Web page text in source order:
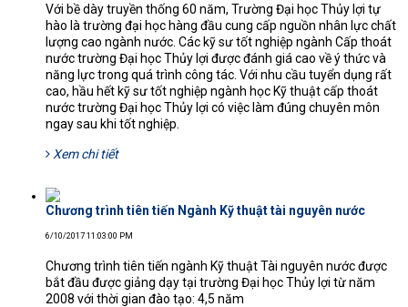
Với bề dày truyền thống 60 năm, Trường Đại học Thủy lợi tự
hào là trường đại học hàng đầu cung cấp nguồn nhân lực chất
lượng cao ngành nước. Các kỹ sư tốt nghiệp ngành Cấp thoát
nước trường Đại học Thủy lợi được đánh giá cao về ý thức và
năng lực trong quá trình công tác. Với nhu cầu tuyển dụng rất
cao, hầu hết kỹ sư tốt nghiệp ngành học Kỹ thuật cấp thoát
nước trường Đại học Thủy lợi có việc làm đúng chuyên môn
ngay sau khi tốt nghiệp.
Xem chi tiết
Chương trình tiên tiến Ngành Kỹ thuật tài nguyên nước
6/10/2017 11:03:00 PM
Chương trình tiên tiến ngành Kỹ thuật Tài nguyên nước được
bắt đầu được giảng dạy tại trường Đại học Thủy lợi từ năm
2008 với thời gian đào tạo: 4,5 năm